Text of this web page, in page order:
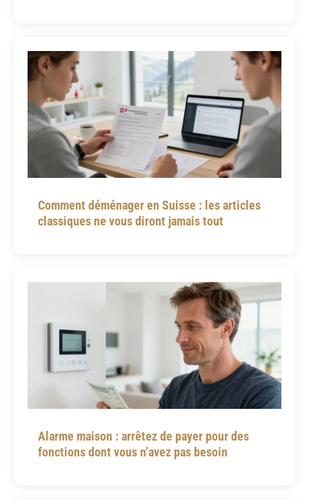
Comment déménager en Suisse : les articles
classiques ne vous diront jamais tout
Alarme maison : arrêtez de payer pour des
fonctions dont vous n’avez pas besoin